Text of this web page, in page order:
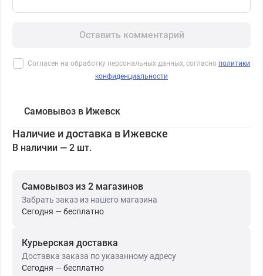
Оставить комментарий
Согласен на обработку персональных данных, согласно политики
конфиденциальности
Самовывоз в Ижевск
Наличие и доставка в Ижевске
В наличии — 2 шт.
Самовывоз из 2 магазинов
Забрать заказ из нашего магазина
Сегодня — бесплатно
Курьерская доставка
Доставка заказа по указанному адресу
Сегодня — бесплатно